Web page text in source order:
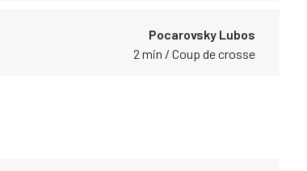
Pocarovsky Lubos
2 min / Coup de crosse